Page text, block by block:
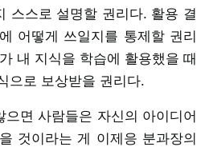
스스로 설명할 권리다. 활용 결
어떻게 쓰일지를 통제할 권리
내 지식을 학습에 활용했을 때
으로 보상받을 권리다.
으면 사람들은 자신의 아이디어
것이라는 게 이제응 분과장의